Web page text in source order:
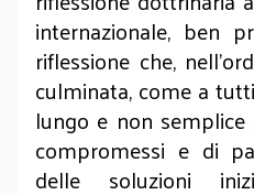
internazionale, ben
riflessione che,
culminata, come a
lungo e non semplice
compromessi e di
delle soluzioni